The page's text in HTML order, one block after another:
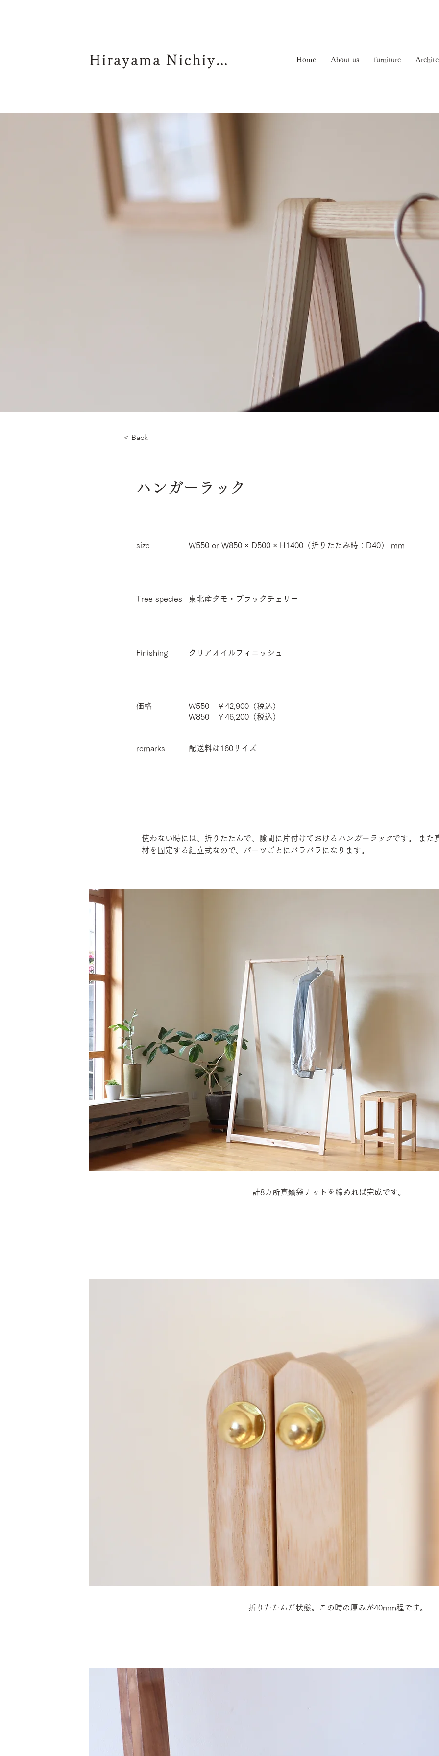
Hirayama Nichiyouhinten Home About us furniture
< Back
ハンガーラック
size W550 or W850 × D500 × H1400（折りたたみ時：D40） mm
Tree species 東北産タモ・ブラックチェリー
Finishing クリアオイルフィニッシュ
価格
W550 ￥42,900（税込）
W850 ￥46,200（税込）
remarks 配送料は160サイズ
使わない時には、折りたたんで、隙間に片付けておける ハンガーラックです。 また
材を固定する組立式なので、パーツごとにバラバラになります。
計8カ所真鍮袋ナットを締めれば完成です。
折りたたんだ状態。この時の厚みが40mm程です。